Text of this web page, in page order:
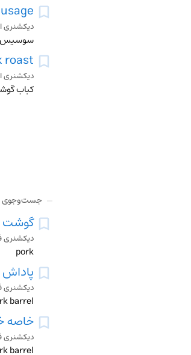
دیکشنری
سوسیس
roast
دیکشنری
کباب
جست‌وجوی
دیکشنری
pork
دیکشنری
barrel
خاصه
دیکشنری
barrel